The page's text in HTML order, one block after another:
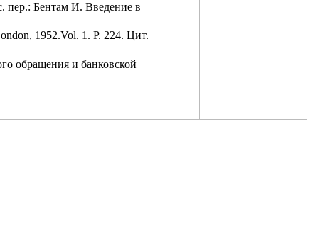
пер.: Бентам И. Введение в
1952.Vol. 1. P. 224. Цит.
обращения и банковской